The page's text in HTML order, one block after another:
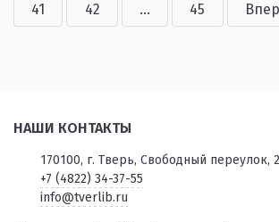
41 42 ... 45
НАШИ КОНТАКТЫ
170100, г. Тверь, Свободный переулок,
+7 (4822) 34-37-55
info@tverlib.ru